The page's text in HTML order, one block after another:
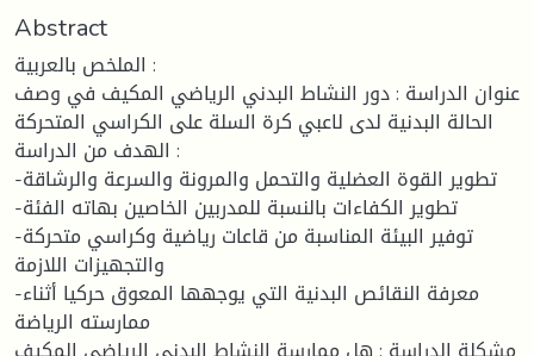
Abstract
الملخص بالعربية :
عنوان الدراسة : دور النشاط البدني الرياضي المكيف في وصف
الحالة البدنية لدى لاعبي كرة السلة على الكراسي المتحركة
الهدف من الدراسة :
-تطوير القوة العضلية والتحمل والمرونة والسرعة والرشاقة
-تطوير الكفاءات بالنسبة للمدربين الخاصين بهاته الفئة
-توفير البيئة المناسبة من قاعات رياضية وكراسي متحركة
والتجهيزات اللازمة
-معرفة النقائص البدنية التي يوجهها المعوق حركيا أثناء
ممارسته الرياضة